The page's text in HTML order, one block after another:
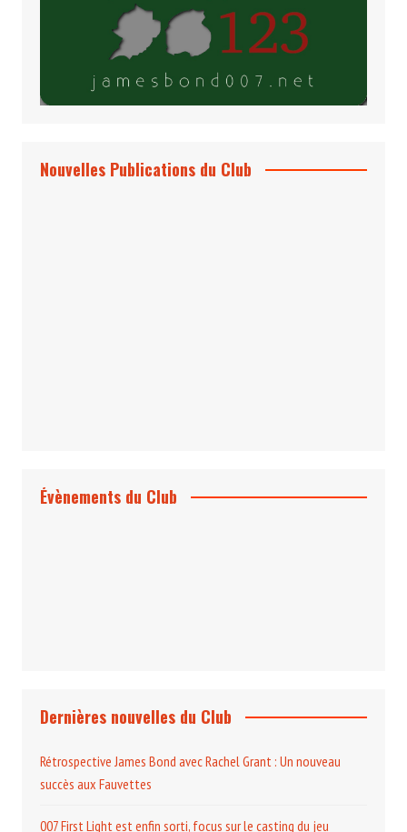
Nouvelles Publications du Club
Évènements du Club
Dernières nouvelles du Club
Rétrospective James Bond avec Rachel Grant : Un nouveau
succès aux Fauvettes
007 First Light est enfin sorti, focus sur le casting du jeu